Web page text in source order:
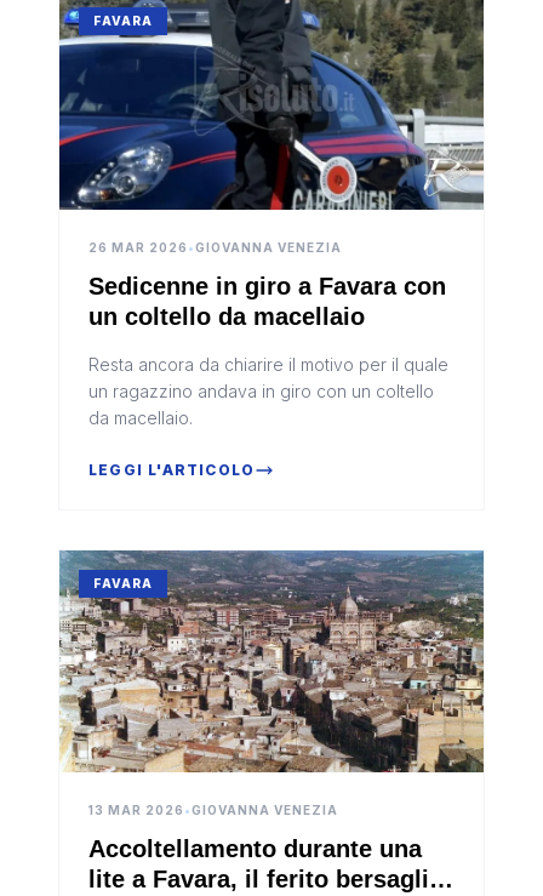
FAVARA
26 MAR 2026 •GIOVANNA VENEZIA
Sedicenne in giro a Favara con
un coltello da macellaio
Resta ancora da chiarire il motivo per il quale
un ragazzino andava in giro con un coltello
da macellaio.
LEGGI L'ARTICOLO
FAVARA
13 MAR 2026 •GIOVANNA VENEZIA
Accoltellamento durante una
lite a Favara, il ferito bersaglio